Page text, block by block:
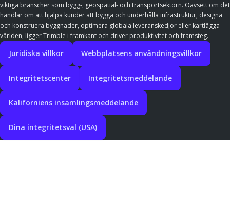
viktiga branscher som bygg-, geospatial- och transportsektorn. Oavsett om det
handlar om att hjälpa kunder att bygga och underhålla infrastruktur, designa
och konstruera byggnader, optimera globala leveranskedjor eller kartlägga
världen, ligger Trimble i framkant och driver produktivitet och framsteg.
Juridiska villkor Webbplatsens användningsvillkor
Integritetscenter Integritetsmeddelande
Kaliforniens insamlingsmeddelande
Dina integritetsval (USA)